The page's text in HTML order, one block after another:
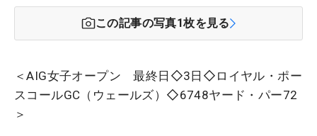
この記事の写真1枚を見る
＜AIG女子オープン 最終日◇3日◇ロイヤル・ポー
スコールGC（ウェールズ）◇6748ヤード・パー72
＞